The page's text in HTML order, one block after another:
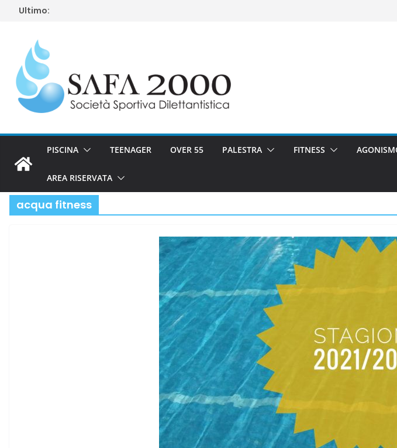
SaltaUltimo:
PISCINA TEENAGER OVER 55 PALESTRA FITNESS
AREA RISERVATA
acqua fitness